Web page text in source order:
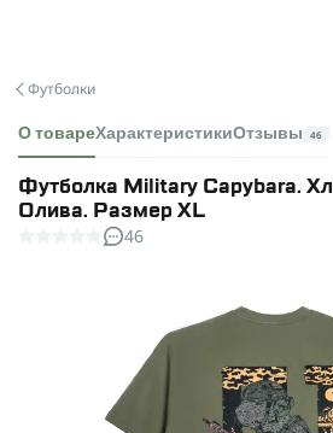
Футболки
О товареХарактеристикиОтзывы 46
Футболка Military Capybara.
Олива. Размер XL
46